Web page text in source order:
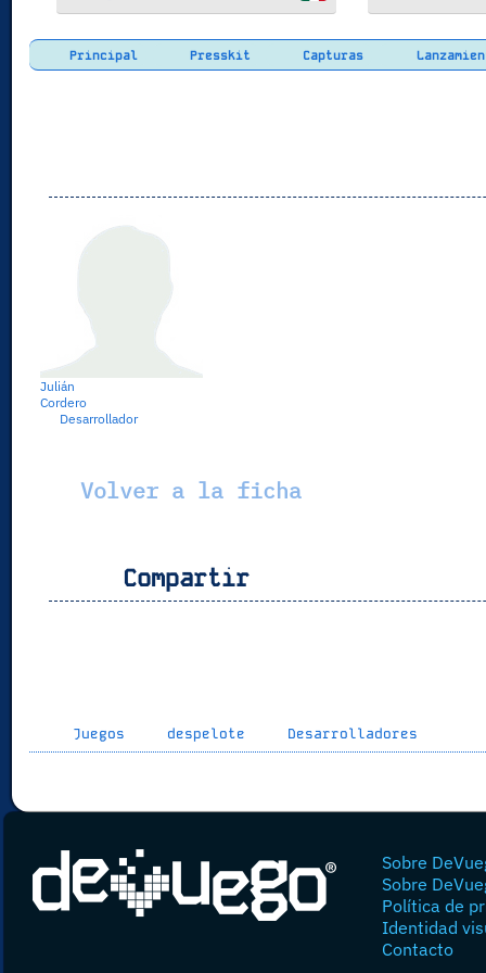
Principal Presskit Capturas
Julián
Cordero
Desarrollador
Volver a la ficha
Compartir
Juegos despelote Desarrolladores
Sobre
Sobre
Política de
Identidad
Contacto